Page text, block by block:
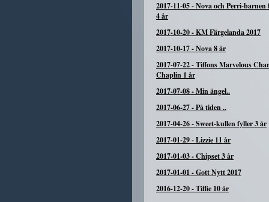
2017-11-05-Nova och Perri-barnen
4 år
2017-10-20-KM Färgelanda 2017
2017-10-17-Nova 8 år
2017-07-22-Tiffons Marvelous
Chaplin 1 år
2017-07-08-Min ängel..
2017-06-27-På tiden ..
2017-04-26-Sweet-kullen fyller 3 år
2017-01-29-Lizzie 11 år
2017-01-03-Chipset 3 år
2017-01-01 -Gott Nytt 2017
2016-12-20-Tiffie 10 år